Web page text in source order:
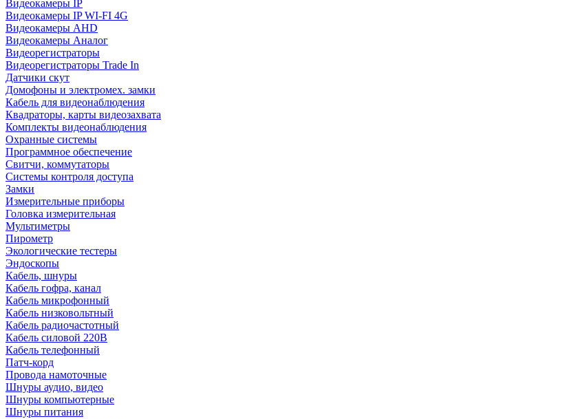
Видеокамеры IP
Видеокамеры IP WI-FI 4G
Видеокамеры AHD
Видеокамеры Аналог
Видеорегистраторы
Видеорегистраторы Trade In
Датчики скут
Домофоны и электромех. замки
Кабель для видеонаблюдения
Квадраторы, карты видеозахвата
Комплекты видеонаблюдения
Охранные системы
Программное обеспечение
Свитчи, коммутаторы
Системы контроля доступа
Замки
Измерительные приборы
Головка измерительная
Мультиметры
Пирометр
Экологические тестеры
Эндоскопы
Кабель, шнуры
Кабель гофра, канал
Кабель микрофонный
Кабель низковольтный
Кабель радиочастотный
Кабель силовой 220В
Кабель телефонный
Патч-корд
Провода намоточные
Шнуры аудио, видео
Шнуры компьютерные
Шнуры питания